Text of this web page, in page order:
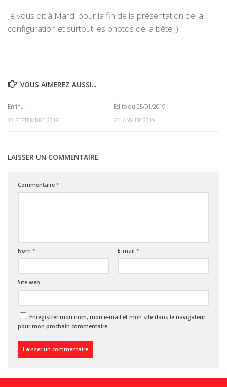
Je vous dit à Mardi pour la fin de la présentation de la
configuration et surtout les photos de la bête ;).
VOUS AIMEREZ AUSSI...
Enfin…
15 SEPTEMBRE 2018
Édito du 25/01/2019
25 JANVIER 2019
LAISSER UN COMMENTAIRE
Commentaire *
Nom * E-mail *
Site web
Enregistrer mon nom, mon e-mail et mon site dans le navigateur
pour mon prochain commentaire.